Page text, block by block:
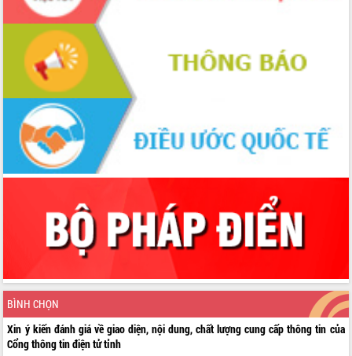
BÌNH CHỌN
Xin ý kiến đánh giá về giao diện, nội dung, chất lượng cung cấp thông tin của
Cổng thông tin điện tử tỉnh